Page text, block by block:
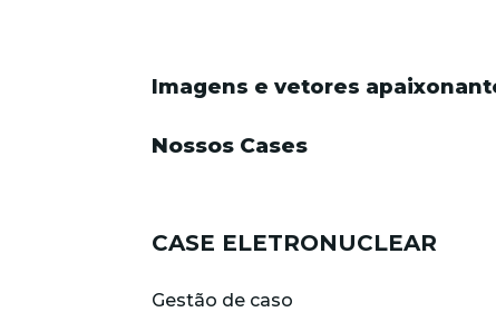
Imagens e vetores
Nossos Cases
CASE ELETRONUCLEAR
Gestão de caso